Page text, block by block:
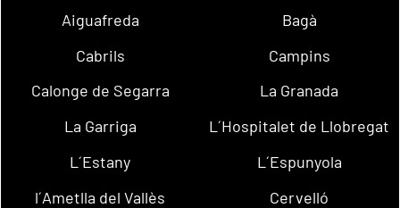
Aiguafreda
Bagà
Cabrils
Campins
Calonge de Segarra
La Granada
La Garriga
L´Hospitalet de Llobregat
L´Estany
L´Espunyola
l´Ametlla del Vallès
Cervelló